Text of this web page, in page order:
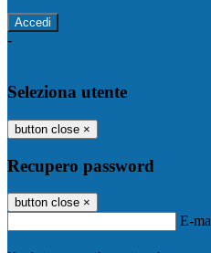
-
Seleziona utente
button close ×
Recupero password
button close ×
E-